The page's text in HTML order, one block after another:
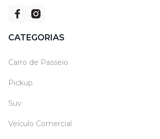
CATEGORIAS
Carro de Passeio
Pickup
Suv
Veículo Comercial